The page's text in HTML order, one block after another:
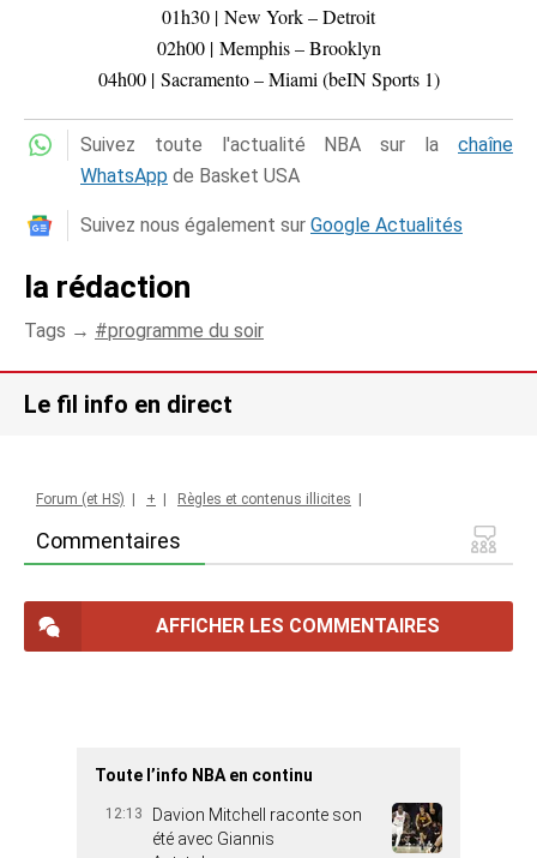
01h30 | New York – Detroit
02h00 | Memphis – Brooklyn
04h00 | Sacramento – Miami (beIN Sports 1)
Suivez toute l'actualité NBA sur la chaîne
WhatsApp de Basket USA
Suivez nous également sur Google Actualités
la rédaction
Tags → programme du soir
Le fil info en direct
Commentaires
Forum (et HS) + Règles et contenus illicites
AFFICHER LES COMMENTAIRES
Toute l’info NBA en continu
12:13
Davion Mitchell raconte son
été avec Giannis